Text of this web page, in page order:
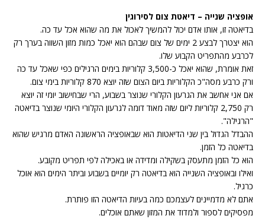
אופציה שנייה – דיאטת צום לסירוגין
בדיאטה זו, אותו אדם יכול להמשיך לאכול את מה שהוא אכל עד כה.
הוא יצטרך לבצע 2 ימים של צום שבהם הוא יאכל כמות מזון השווה בערך רק
לכרבע מהתפריט הקבוע שלו.
זאת אומרת, שהוא יאכל כ-3,500 קלוריות בימים הרגילים כפי שאכל עד כה
ורק כרבע מסה"כ הקלוריות ביום הצום שזה יוצא 870 קלוריות בימי צום.
אם אני אחשב את הגרעון הקלורי שנוצר בשבוע, הרי שבחישוב יומי זה יוצא
רק 2,750 קלוריות ליום שזה מאוד דומה לגרעון הקלורי היומי שנוצר בדיאטה
"הרגילה".
ההבדל הגדול בין שני הדיאטות הוא שבאופציה הראשונה האדם מרגיש שהוא
בדיאטה כל הזמן.
הוא כל הזמן מתעסק בשקילה ומדידה או באכילה לפי תפריט מקובע.
ואילו ובאופציה השנייה הוא בדיאטה רק יומיים בשבוע וביתר הימים הוא אוכל
כרגיל.
אתם לא מדמיינים לעצמכם כמה בעיות הדיאטה הזו פותרת.
מפסיקים לספור ולמדוד את המזון שאתם אוכלים.